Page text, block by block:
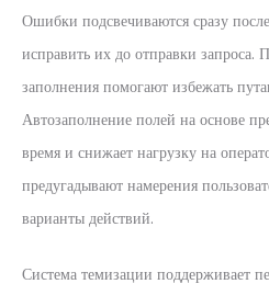
Ошибки подсвечиваются сразу
исправить их до отправки запроса.
заполнения помогают избежать
Автозаполнение полей на основе
время и снижает нагрузку на
предугадывают намерения
варианты действий.
Система темизации поддерживает